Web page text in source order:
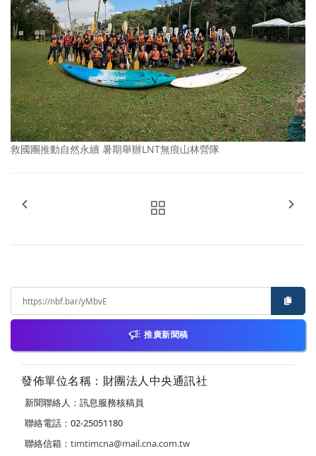
救國團推動自然永續 暑期舉辦LNT無痕山林營隊
推廣新聞稿
發佈單位名稱：財團法人中央通訊社
新聞聯絡人：訊息服務核稿員
聯絡電話：02-25051180
聯絡信箱： timtimcna@mail.cna.com.tw